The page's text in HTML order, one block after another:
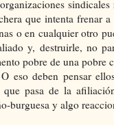
que intenta frenar
o en cualquier otro
y, destruirle, no
pobre de una pobre
eso deben pensar
que pasa de la
burguesa y algo